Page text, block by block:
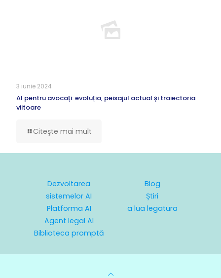
3 iunie 2024
AI pentru avocați: evoluția, peisajul actual și traiectoria
viitoare
Citeşte mai mult
Dezvoltarea
sistemelor AI
Platforma AI
Agent legal AI
Biblioteca promptă
Blog
Știri
a lua legatura